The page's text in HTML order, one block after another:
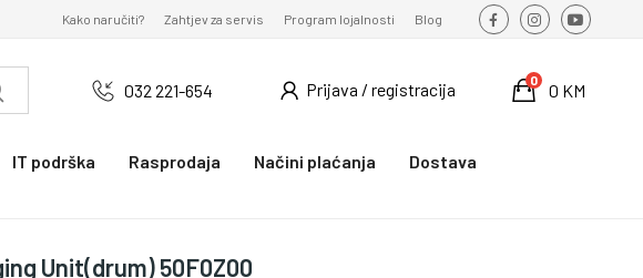
Kako naručiti? Zahtjev za servis Program lojalnosti Blog
032 221-654 Prijava / registracija 0 KM
0
IT podrška Rasprodaja Načini plaćanja
Dostava
Unit(drum) 50F0Z00